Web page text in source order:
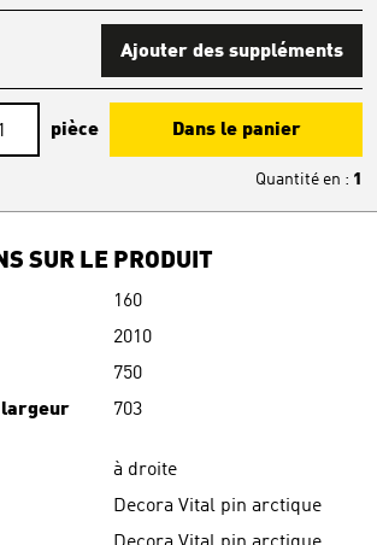
Ajouter des suppléments
pièce Dans le panier
Quantité en : 1
SUR LE PRODUIT
160
2010
750
largeur
703
à droite
Decora Vital pin arctique